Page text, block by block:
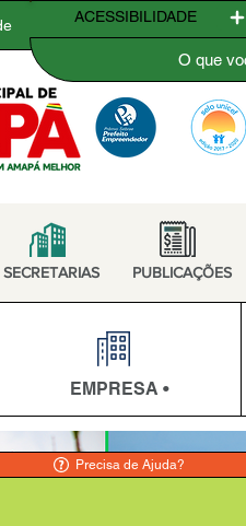
ACESSIBILIDADE
SECRETARIAS PUBLICAÇÕES
EMPRESA •
Precisa de Ajuda?